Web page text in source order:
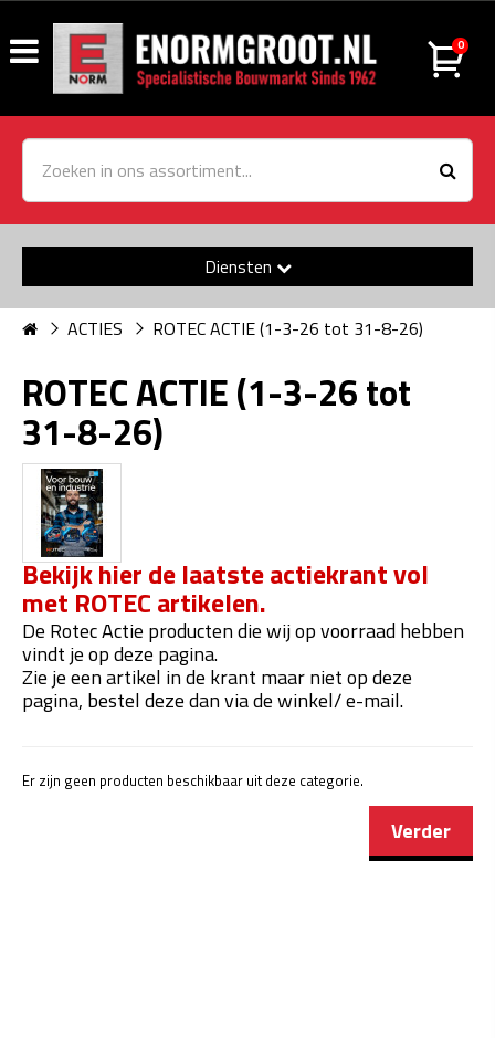
0
Diensten
ACTIES ROTEC ACTIE (1-3-26 tot 31-8-26)
ROTEC ACTIE (1-3-26 tot
31-8-26)
Bekijk hier de laatste actiekrant vol
met ROTEC artikelen.
De Rotec Actie producten die wij op voorraad hebben
vindt je op deze pagina.
Zie je een artikel in de krant maar niet op deze
pagina, bestel deze dan via de winkel/ e-mail.
Er zijn geen producten beschikbaar uit deze categorie.
Verder